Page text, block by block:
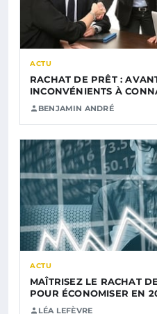
ACTU
RACHAT DE PRÊT :
INCONVÉNIENTS À
BENJAMIN ANDRÉ
ACTU
MAÎTRISEZ LE RACHAT
POUR ÉCONOMISER EN
LÉA LEFÈVRE